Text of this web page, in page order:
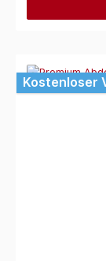
Kostenloser